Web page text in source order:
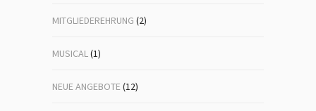
MITGLIEDEREHRUNG (2)
MUSICAL(1)
NEUE ANGEBOTE(12)